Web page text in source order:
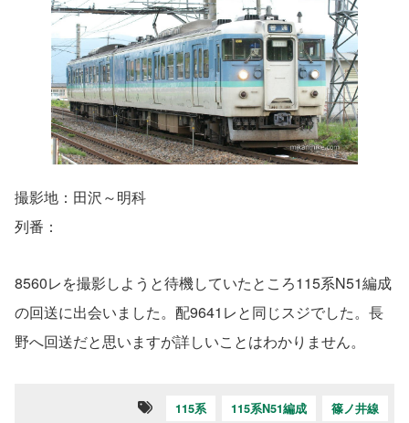
撮影地：田沢～明科
列番：
8560レを撮影しようと待機していたところ115系N51編成
の回送に出会いました。配9641レと同じスジでした。長
野へ回送だと思いますが詳しいことはわかりません。
115系 115系N51編成 篠ノ井線